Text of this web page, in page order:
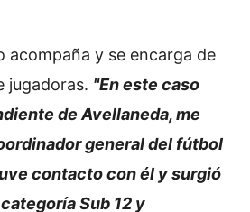
acompaña y se encarga de
jugadoras. "En este caso
de Avellaneda, me
general del fútbol
contacto con él y surgió
Sub 12 y